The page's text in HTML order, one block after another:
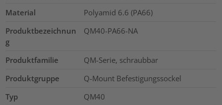
Material
Polyamid 6.6 (PA66)
Produktbezeichnun
g
QM40-PA66-NA
Produktfamilie
QM-Serie, schraubbar
Produktgruppe
Q-Mount Befestigungssockel
Typ
QM40